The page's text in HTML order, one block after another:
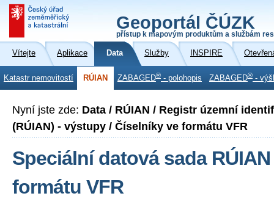
Geoportál ČÚZK
přístup k mapovým produktům a službám
Vítejte Aplikace Data Služby INSPIRE
Katastr nemovitostí RÚIAN ZABAGED® - polohopis ZABAGED® -
Nyní jste zde: Data / RÚIAN / Registr územní
(RÚIAN) - výstupy / Číselníky ve formátu VFR
Speciální datová sada
formátu VFR